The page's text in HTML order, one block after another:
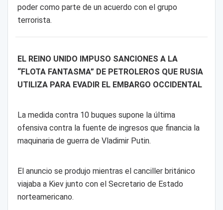
poder como parte de un acuerdo con el grupo
terrorista.
EL REINO UNIDO IMPUSO SANCIONES A LA
“FLOTA FANTASMA” DE PETROLEROS QUE RUSIA
UTILIZA PARA EVADIR EL EMBARGO OCCIDENTAL
La medida contra 10 buques supone la última
ofensiva contra la fuente de ingresos que financia la
maquinaria de guerra de Vladimir Putin.
El anuncio se produjo mientras el canciller británico
viajaba a Kiev junto con el Secretario de Estado
norteamericano.